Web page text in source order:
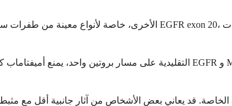
قد يعاني بعض الأشخاص من آثار جانبية أقل مع